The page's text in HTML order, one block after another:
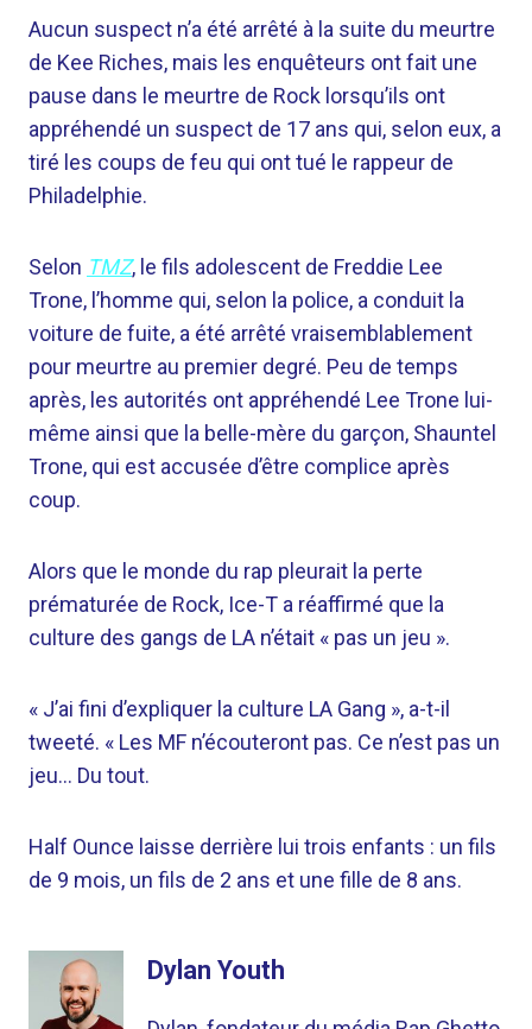
Aucun suspect n’a été arrêté à la suite du meurtre
de Kee Riches, mais les enquêteurs ont fait une
pause dans le meurtre de Rock lorsqu’ils ont
appréhendé un suspect de 17 ans qui, selon eux, a
tiré les coups de feu qui ont tué le rappeur de
Philadelphie.
Selon TMZ, le fils adolescent de Freddie Lee
Trone, l’homme qui, selon la police, a conduit la
voiture de fuite, a été arrêté vraisemblablement
pour meurtre au premier degré. Peu de temps
après, les autorités ont appréhendé Lee Trone lui-
même ainsi que la belle-mère du garçon, Shauntel
Trone, qui est accusée d’être complice après
coup.
Alors que le monde du rap pleurait la perte
prématurée de Rock, Ice-T a réaffirmé que la
culture des gangs de LA n’était « pas un jeu ».
« J’ai fini d’expliquer la culture LA Gang », a-t-il
tweeté. « Les MF n’écouteront pas. Ce n’est pas un
jeu… Du tout.
Half Ounce laisse derrière lui trois enfants : un fils
de 9 mois, un fils de 2 ans et une fille de 8 ans.
Dylan Youth